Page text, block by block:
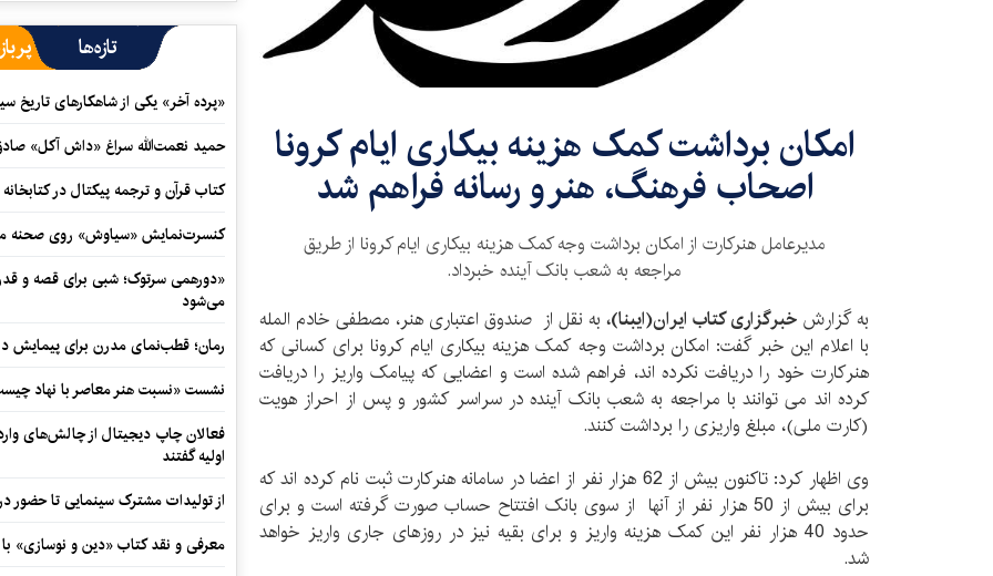
امکان برداشت کمک هزینه بیکاری ایام کرونا
اصحاب فرهنگ، هنر و رسانه فراهم شد
مدیرعامل هنرکارت از امکان برداشت وجه کمک هزینه بیکاری ایام کرونا از طریق
مراجعه به شعب بانک آینده خبرداد.
به گزارش خبرگزاری کتاب ایران‌(ایبنا)، به نقل از صندوق اعتباری هنر، مصطفی خادم المله
با اعلام این خبر گفت: امکان برداشت وجه کمک هزینه بیکاری ایام کرونا برای کسانی که
هنرکارت خود را دریافت نکرده اند، فراهم شده است و اعضایی که پیامک واریز را دریافت
کرده اند می توانند با مراجعه به شعب بانک آینده در سراسر کشور و پس از احراز هویت
(کارت ملی)، مبلغ واریزی را برداشت کنند.
وی اظهار کرد: تاکنون بیش از 62 هزار نفر از اعضا در سامانه هنرکارت ثبت نام کرده اند که
برای بیش از 50 هزار نفر از آنها از سوی بانک افتتاح حساب صورت گرفته است و برای
حدود 40 هزار نفر این کمک هزینه واریز و برای بقیه نیز در روزهای جاری واریز خواهد
شد.
تازه‌ها
«پرده آخر» یکی از شاهکارهای تاریخ
حمید نعمت‌‏الله سراغ «داش آکل»
کتاب قرآن و ترجمه پیکتال در
کنسرت‌نمایش «سیاوش» روی صحنه
«دورهمی سرتوک؛ شبی برای قصه و
می‌شود
رمان؛ قطب‌نمای مدرن برای پیمایش
نشست «نسبت هنر معاصر با نهاد
فعالان چاپ دیجیتال از چالش‌های
اولیه گفتند
از تولیدات مشترک سینمایی تا حضور
معرفی و نقد کتاب «دین و نوسازی»